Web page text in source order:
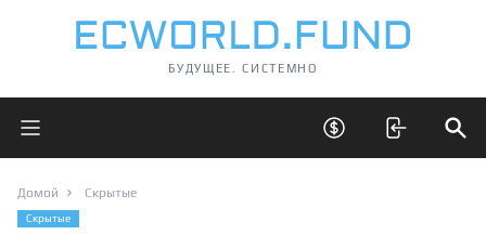
БУДУЩЕЕ. СИСТЕМНО
Открыть главное меню Открыть скрытые
Домой Скрытые
Скрытые